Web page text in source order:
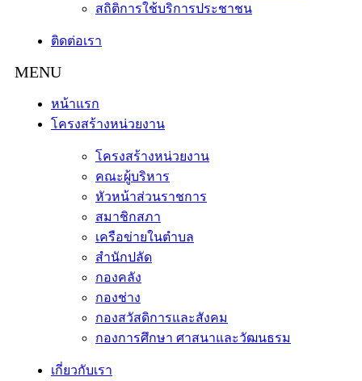
สถิติการใช้บริการประชาชน
ติดต่อเรา
หน้าแรก
โครงสร้างหน่วยงาน
โครงสร้างหน่วยงาน
คณะผู้บริหาร
หัวหน้าส่วนราชการ
สมาชิกสภา
เครือข่ายในตำบล
สำนักปลัด
กองคลัง
กองช่าง
กองสวัสดิการและสังคม
กองการศึกษา ศาสนาและวัฒนธรม
เกี่ยวกับเรา